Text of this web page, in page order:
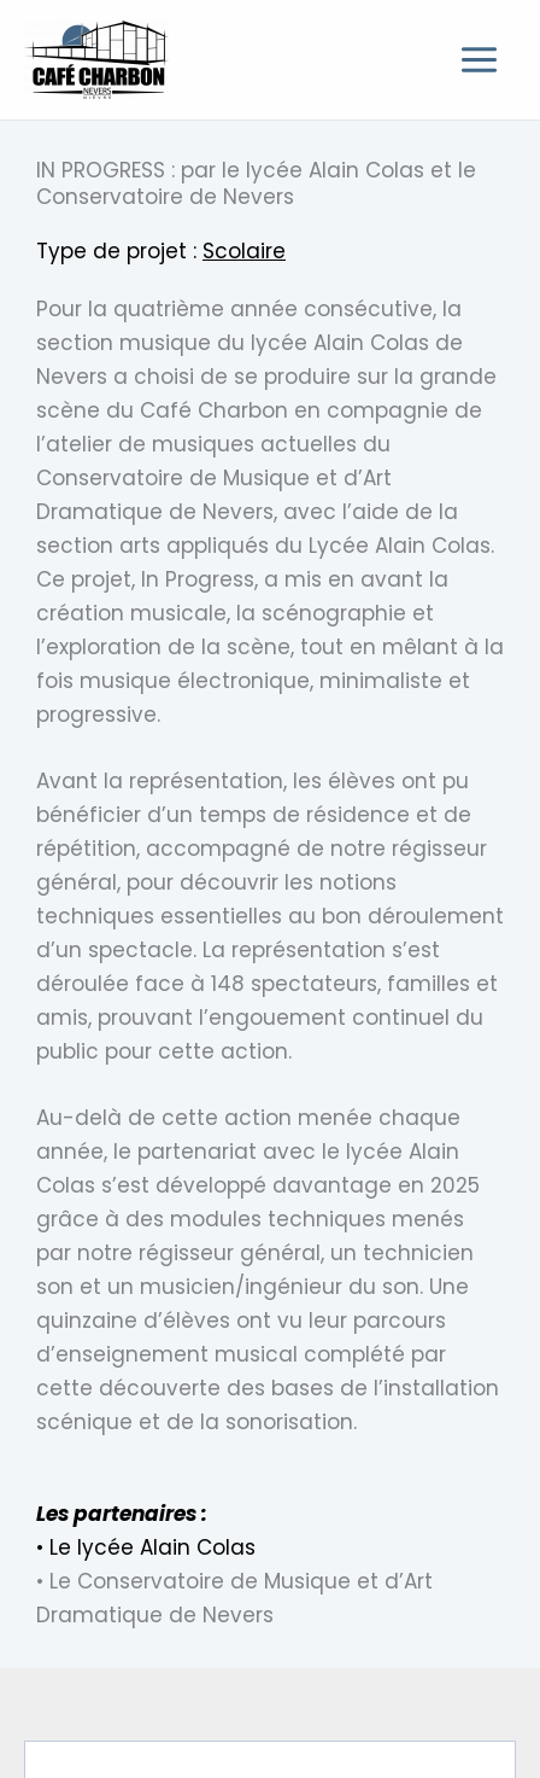
au
contenu
IN PROGRESS : par le lycée Alain Colas et le
Conservatoire de Nevers
Type de projet : Scolaire
Pour la quatrième année consécutive, la
section musique du lycée Alain Colas de
Nevers a choisi de se produire sur la grande
scène du Café Charbon en compagnie de
l’atelier de musiques actuelles du
Conservatoire de Musique et d’Art
Dramatique de Nevers, avec l’aide de la
section arts appliqués du Lycée Alain Colas.
Ce projet, In Progress, a mis en avant la
création musicale, la scénographie et
l’exploration de la scène, tout en mêlant à la
fois musique électronique, minimaliste et
progressive.
Avant la représentation, les élèves ont pu
bénéficier d’un temps de résidence et de
répétition, accompagné de notre régisseur
général, pour découvrir les notions
techniques essentielles au bon déroulement
d’un spectacle. La représentation s’est
déroulée face à 148 spectateurs, familles et
amis, prouvant l’engouement continuel du
public pour cette action.
Au-delà de cette action menée chaque
année, le partenariat avec le lycée Alain
Colas s’est développé davantage en 2025
grâce à des modules techniques menés
par notre régisseur général, un technicien
son et un musicien/ingénieur du son. Une
quinzaine d’élèves ont vu leur parcours
d’enseignement musical complété par
cette découverte des bases de l’installation
scénique et de la sonorisation.
Les partenaires :
• Le lycée Alain Colas
• Le Conservatoire de Musique et d’Art
Dramatique de Nevers